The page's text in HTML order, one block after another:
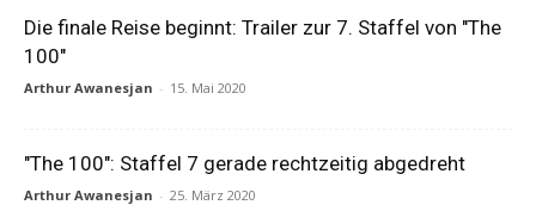
Die finale Reise beginnt: Trailer zur 7. Staffel von "The
100"
Arthur Awanesjan - 15. Mai 2020
"The 100": Staffel 7 gerade rechtzeitig abgedreht
Arthur Awanesjan - 25. März 2020